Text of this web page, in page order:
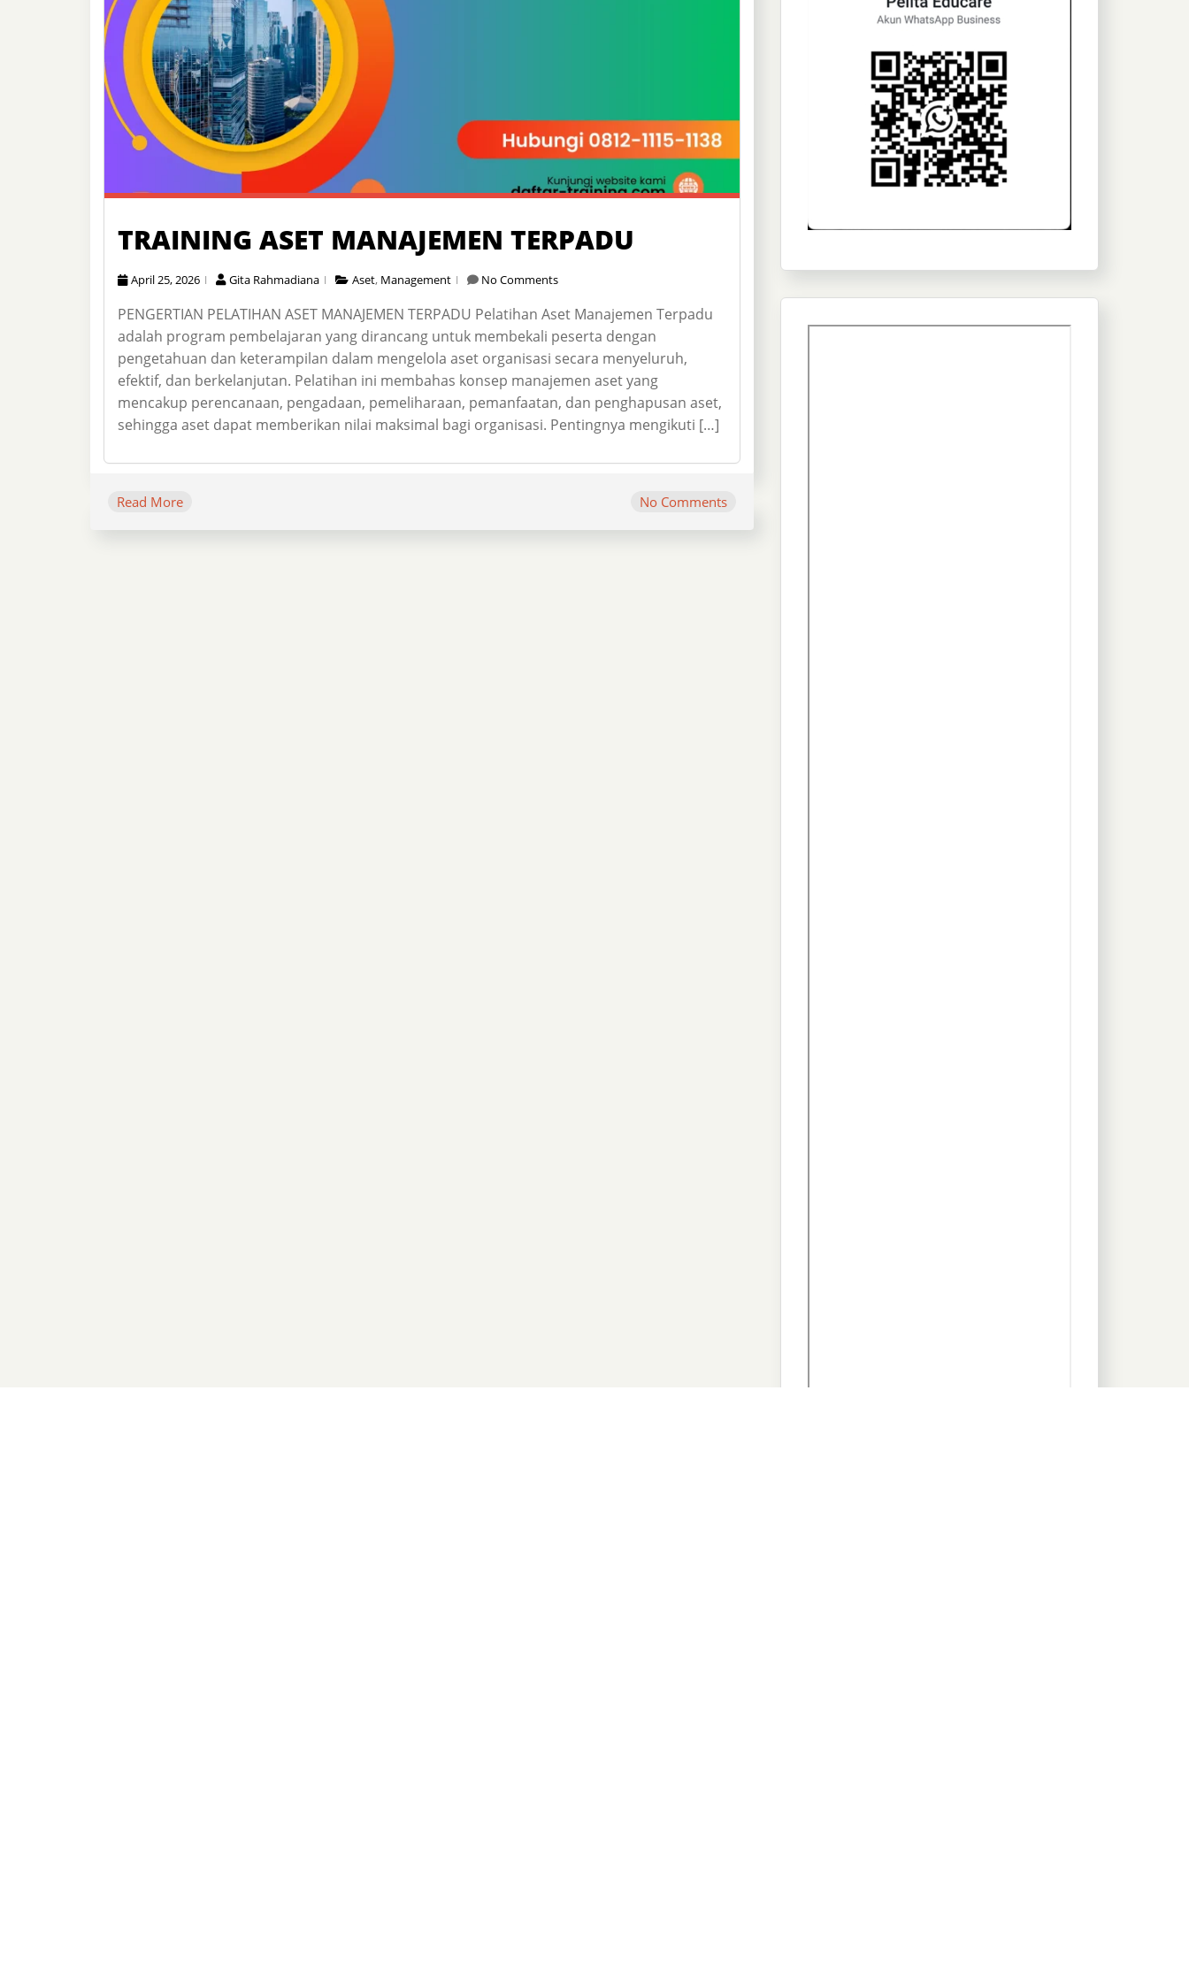
TRAINING ASET MANAJEMEN TERPADU
April 25, 2026 Gita Rahmadiana Aset, Management No Comments
PENGERTIAN PELATIHAN ASET MANAJEMEN TERPADU Pelatihan Aset Manajemen Terpadu
adalah program pembelajaran yang dirancang untuk membekali peserta dengan
pengetahuan dan keterampilan dalam mengelola aset organisasi secara menyeluruh,
efektif, dan berkelanjutan. Pelatihan ini membahas konsep manajemen aset yang
mencakup perencanaan, pengadaan, pemeliharaan, pemanfaatan, dan penghapusan aset,
sehingga aset dapat memberikan nilai maksimal bagi organisasi. Pentingnya mengikuti […]
Read More No Comments